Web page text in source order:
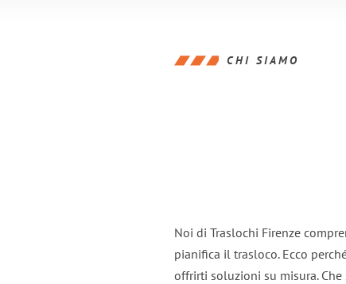
CHI SIAMO
Noi di Traslochi Firenze
pianifica il trasloco. Ecco
offrirti soluzioni su misura.